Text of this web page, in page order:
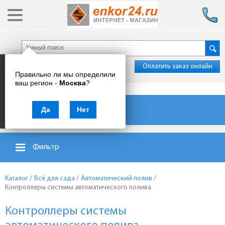
Правильно ли мы определили
ваш регион - Москва?
Да Нет
Оплатить заказ онлайн
Каталог товаров
Фильтр
Каталог / Всё для сада / Автоматический полив /
Контроллеры системы автоматического полива
Контроллеры системы